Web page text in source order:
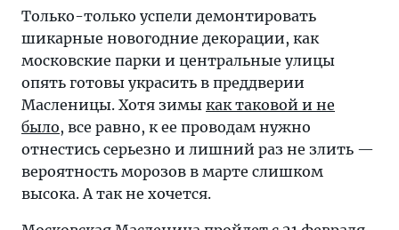
пройдет
с
21
февраля
по
1
марта.
На
эти
Только-только успели демонтировать
шикарные новогодние декорации, как
московские парки и центральные улицы
опять готовы украсить в преддверии
Масленицы. Хотя зимы как таковой и не
было, все равно, к ее проводам нужно
отнестись серьезно и лишний раз не злить —
вероятность морозов в марте слишком
высока. А так не хочется.